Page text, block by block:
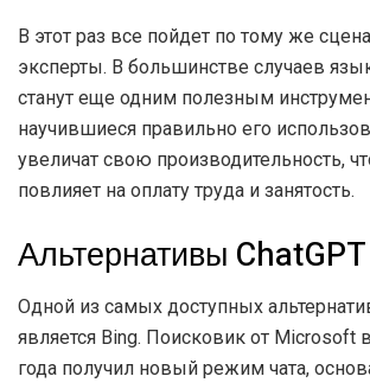
В этот раз все пойдет по тому же
эксперты. В большинстве случаев
станут еще одним полезным
научившиеся правильно его
увеличат свою производительность,
повлияет на оплату труда и занятость.
Альтернативы ChatGPT
Одной из самых доступных
является Bing. Поисковик от Microsoft
года получил новый режим чата,